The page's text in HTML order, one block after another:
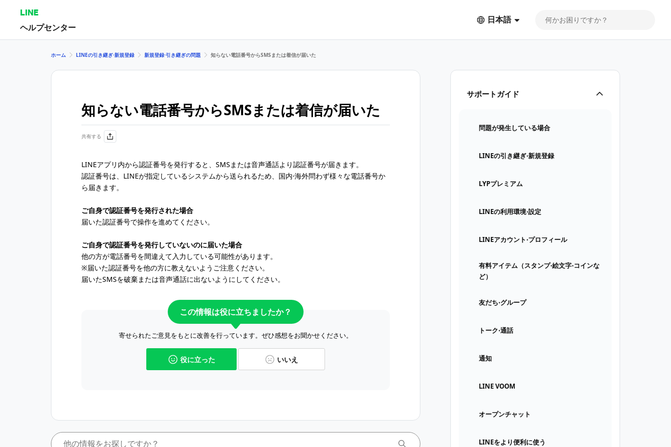
LINE
ヘルプセンター
日本語
サポートガイド
問題が発生している場合
LINEの引き継ぎ⋅新規登録
LYPプレミアム
LINEの利用環境⋅設定
LINEアカウント⋅プロフィール
有料アイテム（スタンプ⋅絵文字⋅コインな
ど）
友だち⋅グループ
トーク⋅通話
通知
LINE VOOM
オープンチャット
LINEをより便利に使う
ホーム LINEの引き継ぎ⋅新規登録 新規登録⋅引き継ぎの問題 知らない電話番号からSMSまたは着信が届いた
知らない電話番号からSMSまたは着信が届いた
共有する
LINEアプリ内から認証番号を発行すると、SMSまたは音声通話より認証番号が届きます。
認証番号は、LINEが指定しているシステムから送られるため、国内⋅海外問わず様々な電話番号か
ら届きます。
ご自身で認証番号を発行された場合
届いた認証番号で操作を進めてください。
ご自身で認証番号を発行していないのに届いた場合
他の方が電話番号を間違えて入力している可能性があります。
※届いた認証番号を他の方に教えないようご注意ください。
届いたSMSを破棄または音声通話に出ないようにしてください。
この情報は役に立ちましたか？
寄せられたご意見をもとに改善を行っています。ぜひ感想をお聞かせください。
役に立った いいえ